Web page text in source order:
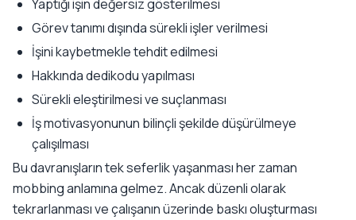
Yaptığı işin değersiz gösterilmesi
Görev tanımı dışında sürekli işler verilmesi
İşini kaybetmekle tehdit edilmesi
Hakkında dedikodu yapılması
Sürekli eleştirilmesi ve suçlanması
İş motivasyonunun bilinçli şekilde düşürülmeye
çalışılması
Bu davranışların tek seferlik yaşanması her zaman
mobbing anlamına gelmez. Ancak düzenli olarak
tekrarlanması ve çalışanın üzerinde baskı oluşturması